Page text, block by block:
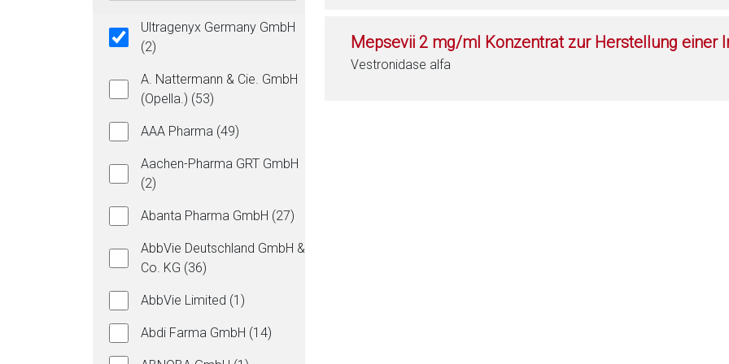
Ultragenyx Germany GmbH
(2)
A. Nattermann & Cie. GmbH
(Opella.) (53)
AAA Pharma (49)
Aachen-Pharma GRT GmbH
(2)
Abanta Pharma GmbH (27)
AbbVie Deutschland GmbH &
Co. KG (36)
AbbVie Limited (1)
Abdi Farma GmbH (14)
Mepsevii 2 mg/ml Konzentrat zur Herstellung einer
Vestronidase alfa